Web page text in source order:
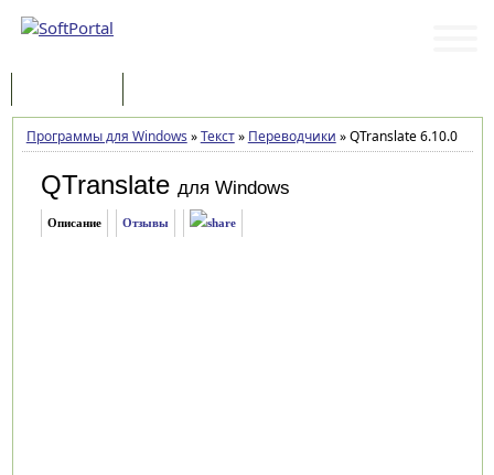
Программы для Windows »Текст» Переводчики »QTranslate 6.10.0
QTranslate для Windows
Описание Отзывы